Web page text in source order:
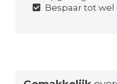
Bespaar tot wel